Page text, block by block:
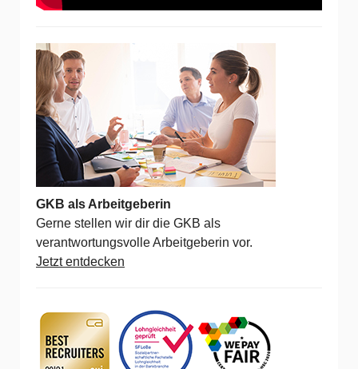
GKB als Arbeitgeberin
Gerne stellen wir dir die GKB als
verantwortungsvolle Arbeitgeberin vor.
Jetzt entdecken